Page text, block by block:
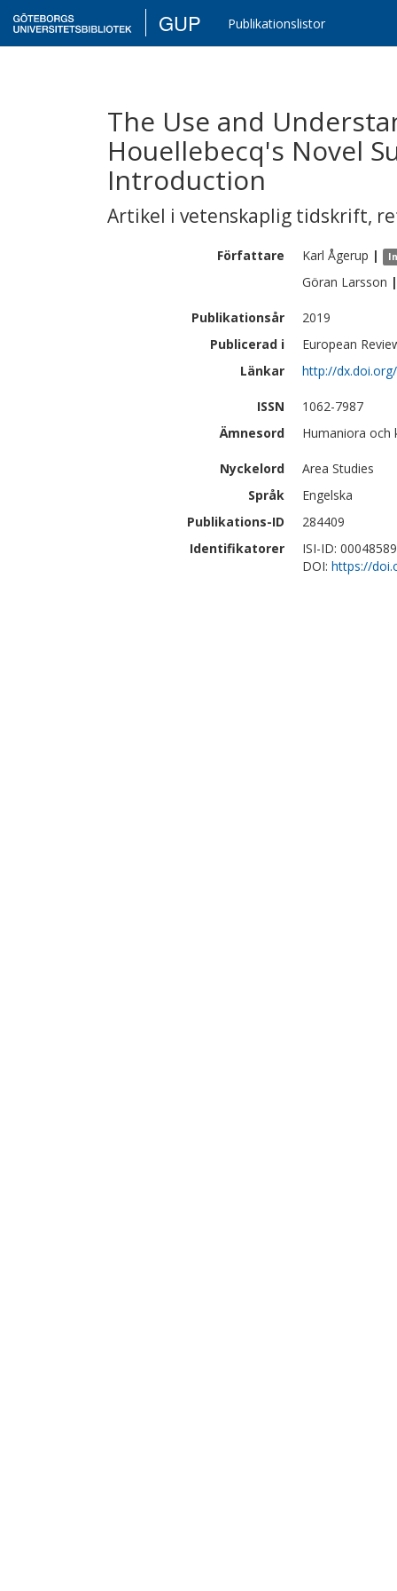
GUP Publikationslistor
The Use and
Houellebecq's Novel
Introduction
Artikel i vetenskaplig tidskrift,
Författare Karl Ågerup |
Göran Larsson |
Publikationsår
2019
Publicerad i
European
Länkar
http://
ISSN
1062-7987
Ämnesord
Humaniora
Nyckelord
Area Studies
Språk
Engelska
Publikations-ID
284409
Identifikatorer
ISI-ID:
DOI: https://